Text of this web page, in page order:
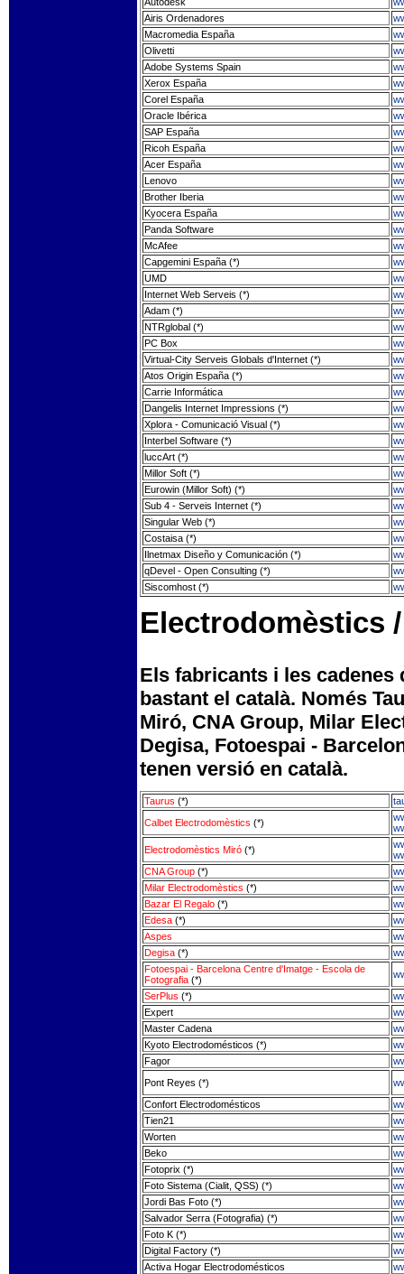
Airis Ordenadores
Macromedia España
Olivetti
Adobe Systems Spain
Xerox España
Corel España
Oracle Ibérica
SAP España
Ricoh España
Acer España
Lenovo
Brother Iberia
Kyocera España
Panda Software
McAfee
Capgemini España (*)
UMD
Internet Web Serveis (*)
Adam (*)
NTRglobal (*)
PC Box
Virtual-City Serveis Globals d'Internet (*)
Atos Origin España (*)
Carrie Informática
Dangelis Internet Impressions (*)
Xplora - Comunicació Visual (*)
Interbel Software (*)
luccArt (*)
Millor Soft (*)
Eurowin (Millor Soft) (*)
Sub 4 - Serveis Internet (*)
Singular Web (*)
Costaisa (*)
Ilnetmax Diseño y Comunicación (*)
qDevel - Open Consulting (*)
Siscomhost (*)
Electrodomèstics
Els fabricants i les
bastant el català. Només
Miró, CNA Group, Milar
Degisa, Fotoespai -
tenen versió en català.
Taurus (*)
Calbet Electrodomèstics (*)
Electrodomèstics Miró (*)
CNA Group (*)
Milar Electrodomèstics (*)
Bazar El Regalo (*)
Edesa (*)
Aspes
Degisa (*)
Fotoespai - Barcelona Centre d'Imatge - Escola de
Fotografia (*)
SerPlus (*)
Expert
Master Cadena
Kyoto Electrodomésticos (*)
Fagor
Pont Reyes (*)
Confort Electrodomésticos
Tien21
Worten
Beko
Fotoprix (*)
Foto Sistema (Cialit, QSS) (*)
Jordi Bas Foto (*)
Salvador Serra (Fotografia) (*)
Foto K (*)
Digital Factory (*)
Activa Hogar Electrodomésticos